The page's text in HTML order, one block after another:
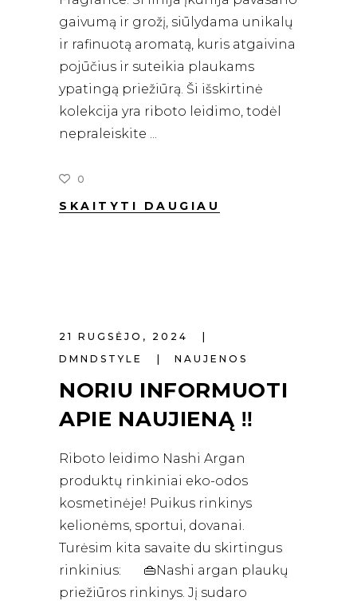
gaivumą ir grožį, siūlydama unikalų
ir rafinuotą aromatą, kuris atgaivina
pojūčius ir suteikia plaukams
ypatingą priežiūrą. Ši išskirtinė
kolekcija yra riboto leidimo, todėl
nepraleiskite
0
SKAITYTI DAUGIAU
21 RUGSĖJO, 2024
DMNDSTYLE
NAUJENOS
NORIU INFORMUOTI
APIE NAUJIENĄ ‼️
Riboto leidimo Nashi Argan
produktų rinkiniai eko-odos
kosmetinėje! Puikus rinkinys
kelionėms, sportui, dovanai.
Turėsim kita savaite du skirtingus
rinkinius: 👜Nashi argan plaukų
priežiūros rinkinys. Jį sudaro